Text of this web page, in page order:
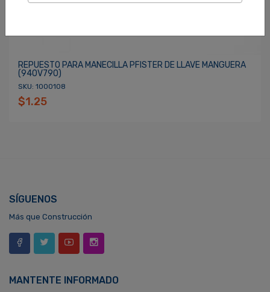
REPUESTO PARA MANECILLA PFISTER DE LLAVE MANGUERA
(940V790)
SKU: 1000108
$1.25
SÍGUENOS
Más que Construcción
MANTENTE INFORMADO